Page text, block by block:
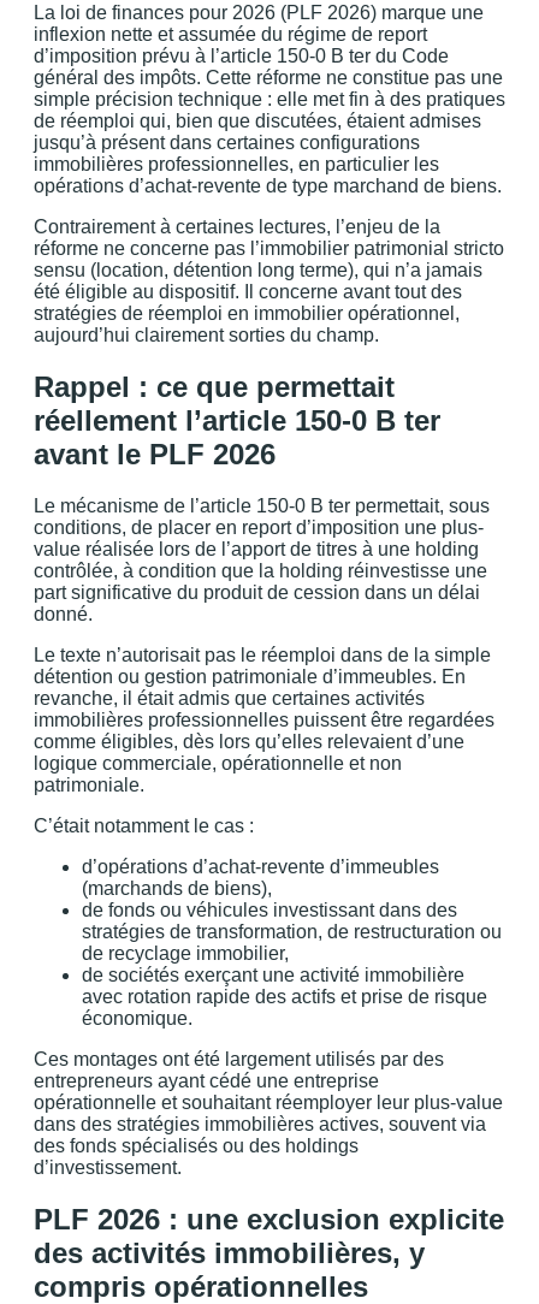
La loi de finances pour 2026 (PLF 2026) marque une
inflexion nette et assumée du régime de report
d’imposition prévu à l’article 150-0 B ter du Code
général des impôts. Cette réforme ne constitue pas une
simple précision technique : elle met fin à des pratiques
de réemploi qui, bien que discutées, étaient admises
jusqu’à présent dans certaines configurations
immobilières professionnelles, en particulier les
opérations d’achat-revente de type marchand de biens.
Contrairement à certaines lectures, l’enjeu de la
réforme ne concerne pas l’immobilier patrimonial stricto
sensu (location, détention long terme), qui n’a jamais
été éligible au dispositif. Il concerne avant tout des
stratégies de réemploi en immobilier opérationnel,
aujourd’hui clairement sorties du champ.
Rappel : ce que permettait
réellement l’article 150-0 B ter
avant le PLF 2026
Le mécanisme de l’article 150-0 B ter permettait, sous
conditions, de placer en report d’imposition une plus-
value réalisée lors de l’apport de titres à une holding
contrôlée, à condition que la holding réinvestisse une
part significative du produit de cession dans un délai
donné.
Le texte n’autorisait pas le réemploi dans de la simple
détention ou gestion patrimoniale d’immeubles. En
revanche, il était admis que certaines activités
immobilières professionnelles puissent être regardées
comme éligibles, dès lors qu’elles relevaient d’une
logique commerciale, opérationnelle et non
patrimoniale.
C’était notamment le cas :
d’opérations d’achat-revente d’immeubles
(marchands de biens),
de fonds ou véhicules investissant dans des
stratégies de transformation, de restructuration ou
de recyclage immobilier,
de sociétés exerçant une activité immobilière
avec rotation rapide des actifs et prise de risque
économique.
Ces montages ont été largement utilisés par des
entrepreneurs ayant cédé une entreprise
opérationnelle et souhaitant réemployer leur plus-value
dans des stratégies immobilières actives, souvent via
des fonds spécialisés ou des holdings
d’investissement.
PLF 2026 : une exclusion explicite
des activités immobilières, y
compris opérationnelles